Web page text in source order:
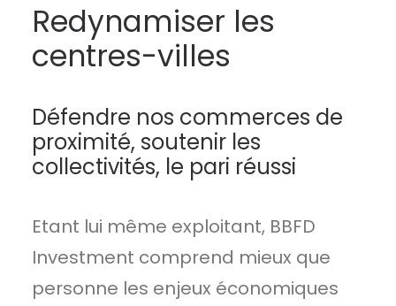
Redynamiser les
centres-villes
Défendre nos commerces de
proximité, soutenir les
collectivités, le pari réussi
Etant lui même exploitant, BBFD
Investment comprend mieux que
personne les enjeux économiques